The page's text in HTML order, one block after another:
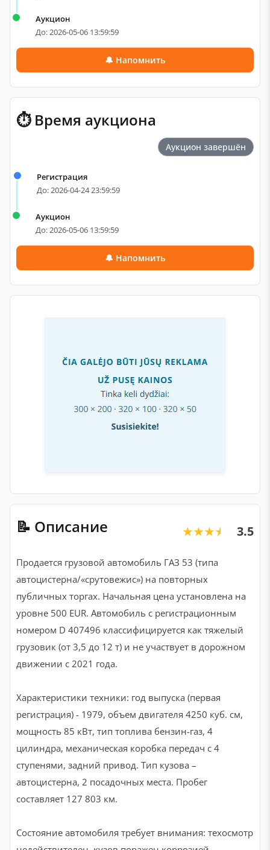
📝 Описание ★★★★★
★★★★★ 3.5
Продается грузовой автомобиль ГАЗ 53 (типа
автоцистерна/«срутовежис») на повторных
публичных торгах. Начальная цена установлена на
уровне 500 EUR. Автомобиль с регистрационным
номером D 407496 классифицируется как тяжелый
грузовик (от 3,5 до 12 т) и не участвует в дорожном
движении с 2021 года.
Характеристики техники: год выпуска (первая
регистрация) - 1979, объем двигателя 4250 куб. см,
мощность 85 кВт, тип топлива бензин-газ, 4
цилиндра, механическая коробка передач с 4
ступенями, задний привод. Тип кузова –
автоцистерна, 2 посадочных места. Пробег
составляет 127 803 км.
Состояние автомобиля требует внимания: техосмотр
Аукцион
До: 2026-05-06 13:59:59
🔔 Напомнить
⏱ Время аукциона
Аукцион завершён
Регистрация
До: 2026-04-24 23:59:59
Аукцион
До: 2026-05-06 13:59:59
🔔 Напомнить